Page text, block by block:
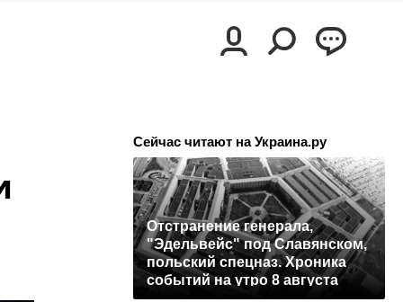
Сейчас читают на Украина.ру
Отстранение генерала,
"Эдельвейс" под Славянском,
польский спецназ. Хроника
событий на утро 8 августа